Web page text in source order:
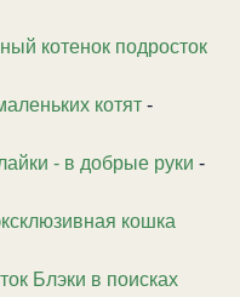
котенок подросток
котят -
- в добрые руки -
кошка
Блэки в поисках